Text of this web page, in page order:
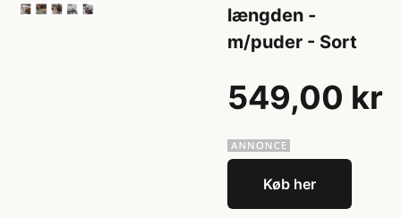
længden -
m/puder - Sort
549,00 kr
Køb her